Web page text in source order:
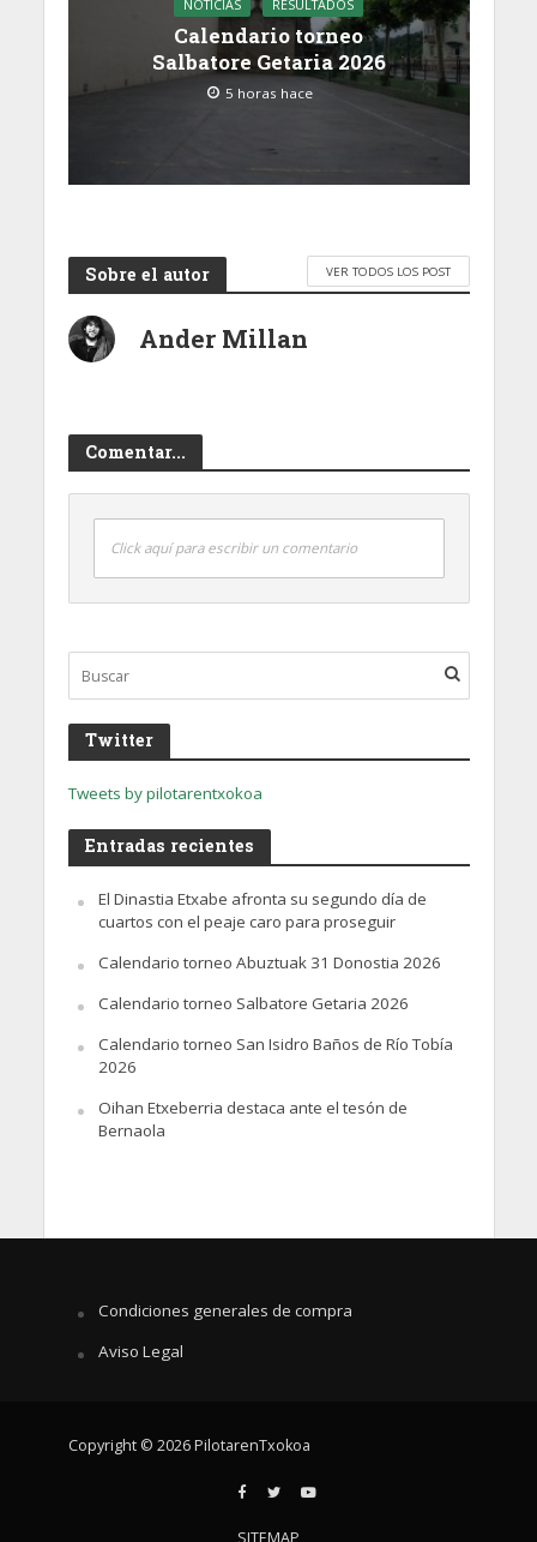
NOTICIAS RESULTADOS
Calendario torneo
Salbatore Getaria 2026
5 horas hace
Sobre el autor VER TODOS LOS POST
Ander Millan
Comentar...
Click aquí para escribir un comentario
Twitter
Tweets by pilotarentxokoa
Entradas recientes
El Dinastia Etxabe afronta su segundo día de
cuartos con el peaje caro para proseguir
Calendario torneo Abuztuak 31 Donostia 2026
Calendario torneo Salbatore Getaria 2026
Calendario torneo San Isidro Baños de Río Tobía
2026
Oihan Etxeberria destaca ante el tesón de
Bernaola
Condiciones generales de compra
Aviso Legal
Copyright © 2026 PilotarenTxokoa